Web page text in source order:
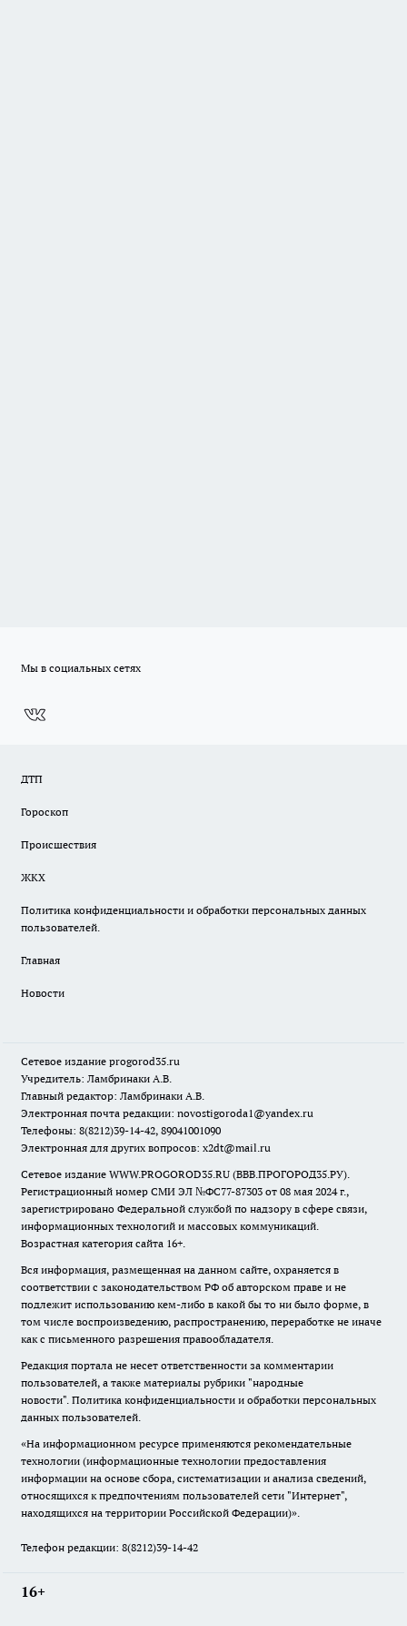
Мы в социальных сетях
ДТП
Гороскоп
Происшествия
ЖКХ
Политика конфиденциальности и обработки персональных данных
пользователей.
Главная
Новости
Сетевое издание progorod35.ru
Учредитель: Ламбринаки А.В.
Главный редактор: Ламбринаки А.В.
Электронная почта редакции: novostigoroda1@yandex.ru
Телефоны: 8(8212)39-14-42, 89041001090
Электронная для других вопросов: x2dt@mail.ru
Сетевое издание WWW.PROGOROD35.RU (ВВВ.ПРОГОРОД35.РУ).
Регистрационный номер СМИ ЭЛ №ФС77-87303 от 08 мая 2024 г.,
зарегистрировано Федеральной службой по надзору в сфере связи,
информационных технологий и массовых коммуникаций.
Возрастная категория сайта 16+.
Вся информация, размещенная на данном сайте, охраняется в
соответствии с законодательством РФ об авторском праве и не
подлежит использованию кем-либо в какой бы то ни было форме, в
том числе воспроизведению, распространению, переработке не иначе
как с письменного разрешения правообладателя.
Редакция портала не несет ответственности за комментарии
пользователей, а также материалы рубрики "народные
новости". Политика конфиденциальности и обработки персональных
данных пользователей.
«На информационном ресурсе применяются рекомендательные
технологии (информационные технологии предоставления
информации на основе сбора, систематизации и анализа сведений,
относящихся к предпочтениям пользователей сети "Интернет",
находящихся на территории Российской Федерации)».
Телефон редакции: 8(8212)39-14-42
16+